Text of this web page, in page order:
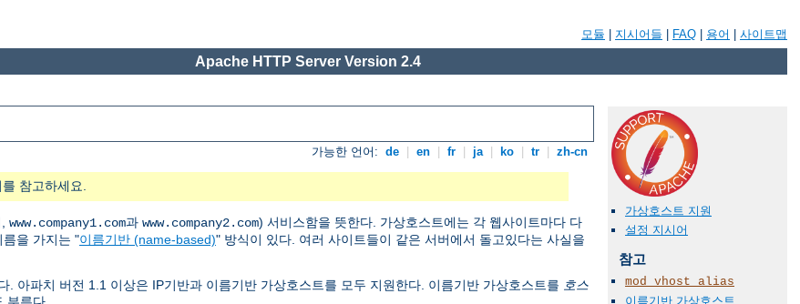
모듈 지시어들 FAQ 용어 사이트맵
Apache HTTP Server Version 2.4
가능한 언어: de en fr ja ko tr zh-cn
참고하세요.
www.company1.com과 www.company2.com) 서비스함을 뜻한다. 가상호스트에는 각 웹사이트마다 다
을 가지는 "이름기반 (name-based)" 방식이 있다. 여러 사이트들이 같은 서버에서 돌고있다는 사실을
아파치 버전 1.1 이상은 IP기반과 이름기반 가상호스트를 모두 지원한다. 이름기반 가상호스트를 호스
가상호스트 지원
설정 지시어
참고
mod_vhost_alias
이름기반 가상호스트